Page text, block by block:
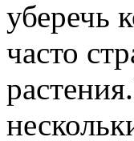
уберечь
часто